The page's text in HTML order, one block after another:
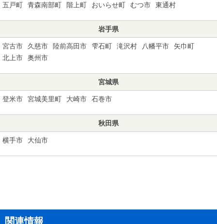
五戸町
青森南部町 階上町 おいらせ町 むつ市 東通村
岩手県
宮古市 久慈市 陸前高田市 雫石町 滝沢村 八幡平市
矢巾町
北上市
奥州市
宮城県
登米市 宮城美里町 大崎市 石巻市
秋田県
横手市 大仙市
関連情報